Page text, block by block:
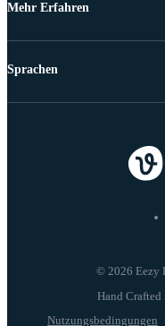
Mehr Erfahren
© 2026 Eezy
Nutzungsbedingungen
Sprachen